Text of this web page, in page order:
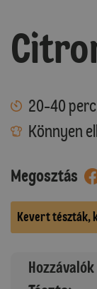
20-40
Könnyen
Megosztás
Kevert tészták,
Hozzávalók